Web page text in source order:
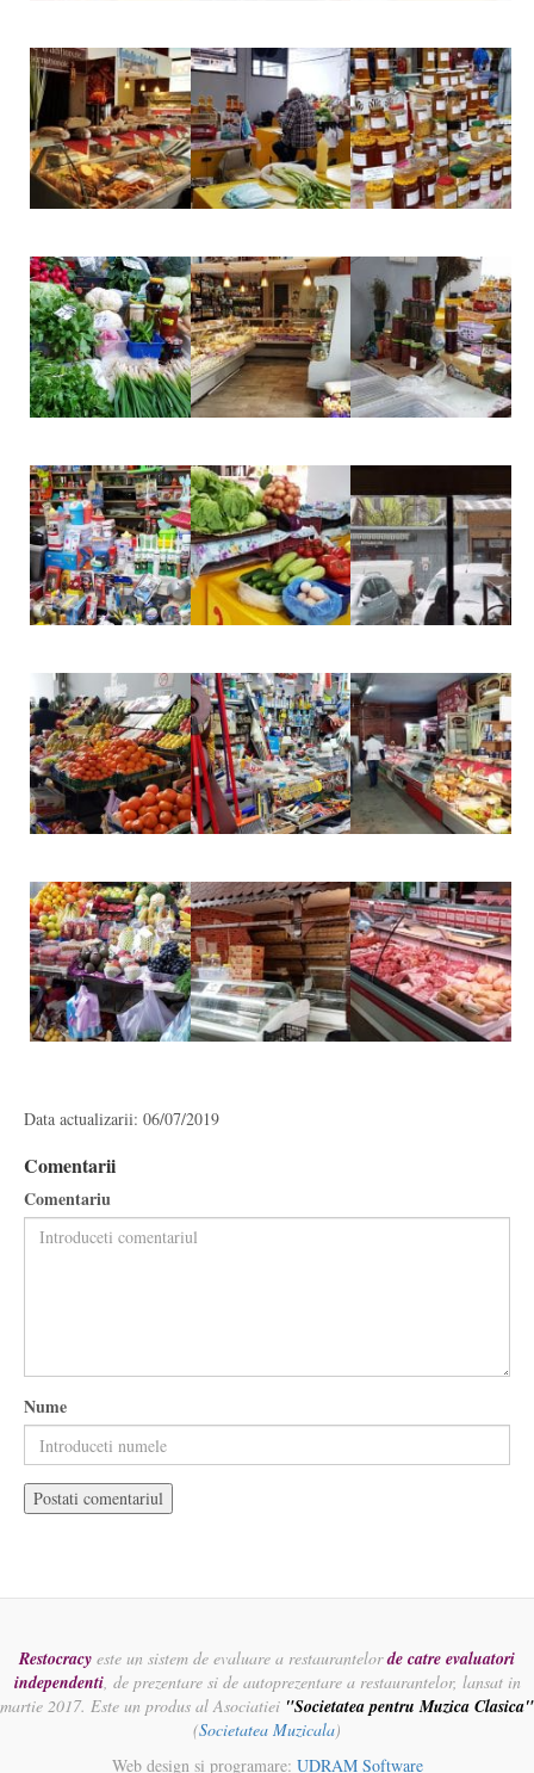
Data actualizarii: 06/07/2019
Comentarii
Comentariu
Nume
Restocracy este un sistem de evaluare a restaurantelorde catre evaluatori
independenti, de prezentare si de autoprezentare a restaurantelor, lansat in
martie 2017. Este un produs al Asociatiei "Societatea pentru Muzica Clasica"
(Societatea Muzicala)
Web design si programare: UDRAM Software